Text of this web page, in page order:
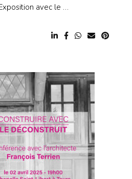
avec le …